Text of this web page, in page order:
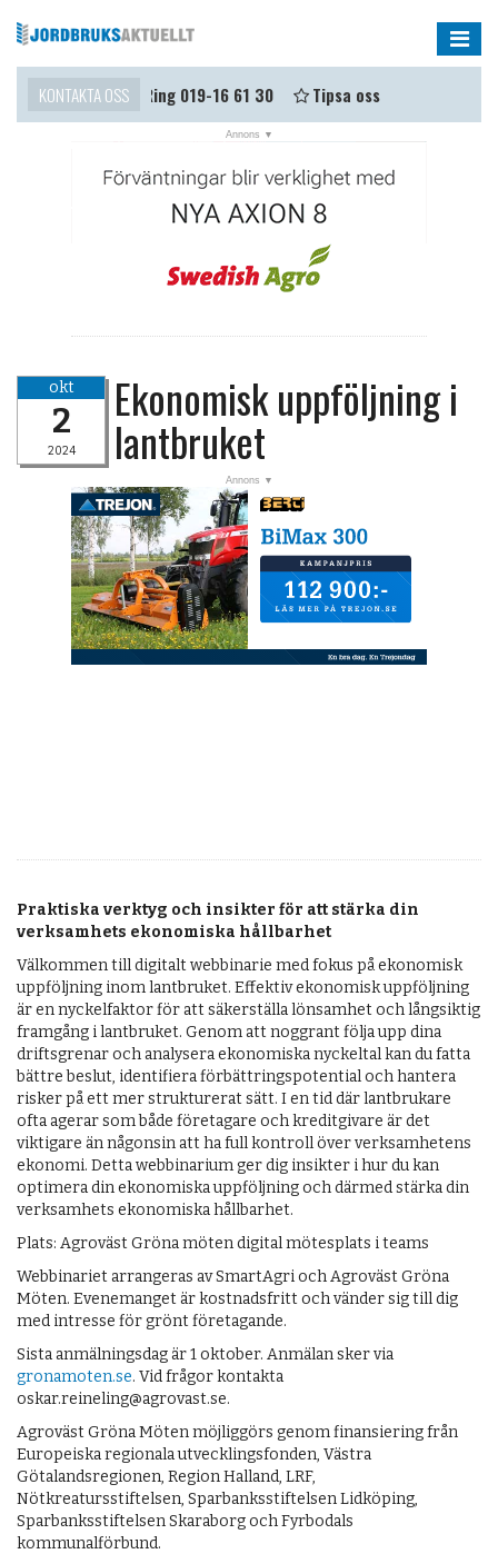
KONTAKTA OSS
Kontaktsida Ring 019-16 61 30 Tipsa oss
okt
2
2024
Ekonomisk uppföljning i
lantbruket
Praktiska verktyg och insikter för att stärka din
verksamhets ekonomiska hållbarhet
Välkommen till digitalt webbinarie med fokus på ekonomisk
uppföljning inom lantbruket. Effektiv ekonomisk uppföljning
är en nyckelfaktor för att säkerställa lönsamhet och långsiktig
framgång i lantbruket. Genom att noggrant följa upp dina
driftsgrenar och analysera ekonomiska nyckeltal kan du fatta
bättre beslut, identifiera förbättringspotential och hantera
risker på ett mer strukturerat sätt. I en tid där lantbrukare
ofta agerar som både företagare och kreditgivare är det
viktigare än någonsin att ha full kontroll över verksamhetens
ekonomi. Detta webbinarium ger dig insikter i hur du kan
optimera din ekonomiska uppföljning och därmed stärka din
verksamhets ekonomiska hållbarhet.
Plats: Agroväst Gröna möten digital mötesplats i teams
Webbinariet arrangeras av SmartAgri och Agroväst Gröna
Möten. Evenemanget är kostnadsfritt och vänder sig till dig
med intresse för grönt företagande.
Sista anmälningsdag är 1 oktober. Anmälan sker via
gronamoten.se. Vid frågor kontakta
oskar.reineling@agrovast.se.
Agroväst Gröna Möten möjliggörs genom finansiering från
Europeiska regionala utvecklingsfonden, Västra
Götalandsregionen, Region Halland, LRF,
Nötkreatursstiftelsen, Sparbanksstiftelsen Lidköping,
Sparbanksstiftelsen Skaraborg och Fyrbodals
kommunalförbund.